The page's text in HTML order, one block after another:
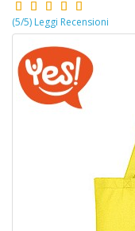
(5/5) Leggi Recensioni